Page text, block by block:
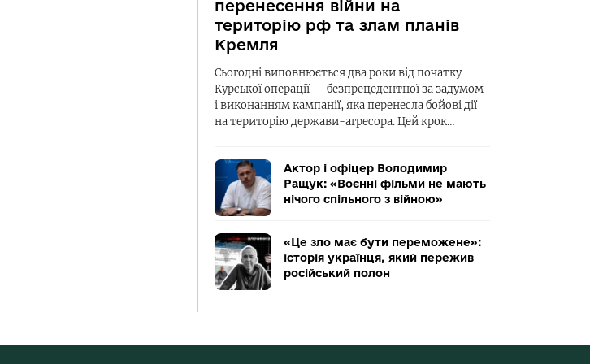
перенесення війни на
територію рф та злам планів
Кремля
Сьогодні виповнюється два роки від початку
Курської операції — безпрецедентної за задумом
і виконанням кампанії, яка перенесла бойові дії
на територію держави-агресора. Цей крок…
Актор і офіцер Володимир
Ращук: «Воєнні фільми не мають
нічого спільного з війною»
«Це зло має бути переможене»:
історія українця, який пережив
російський полон